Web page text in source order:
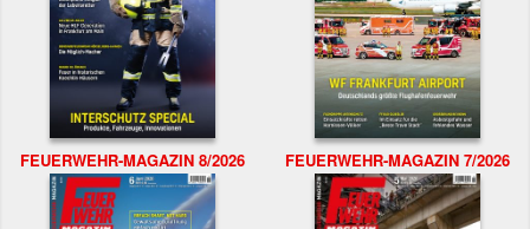
FEUERWEHR-MAGAZIN 8/2026 FEUERWEHR-MAGAZIN 7/2026